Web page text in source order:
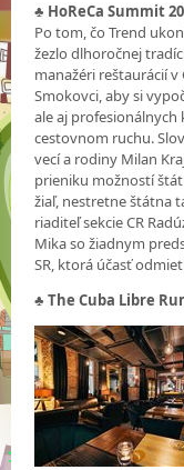
♣ HoReCa Summit
Po tom, čo Trend
žezlo dlhoročnej
manažéri reštaurácií
Smokovci, aby si
ale aj
cestovnom ruchu.
vecí a rodiny Milan
prieniku možností
žiaľ, nestretne štátna
riaditeľ sekcie CR
Mika so žiadnym
SR, ktorá účasť
♣The Cuba Libre